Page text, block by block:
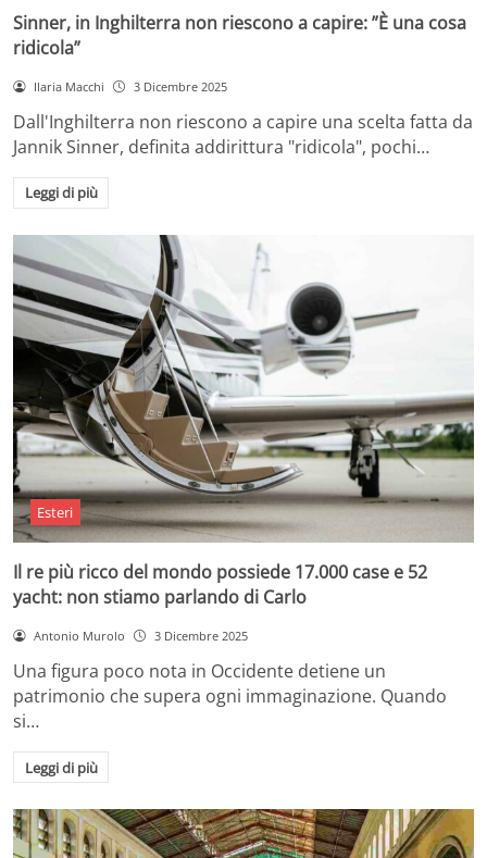
Sinner, in Inghilterra non riescono a capire: ”È una cosa
ridicola”
Ilaria Macchi 3 Dicembre 2025
Dall'Inghilterra non riescono a capire una scelta fatta da
Jannik Sinner, definita addirittura "ridicola", pochi…
Leggi di più
Esteri
Il re più ricco del mondo possiede 17.000 case e 52
yacht: non stiamo parlando di Carlo
Antonio Murolo 3 Dicembre 2025
Una figura poco nota in Occidente detiene un
patrimonio che supera ogni immaginazione. Quando
si…
Leggi di più